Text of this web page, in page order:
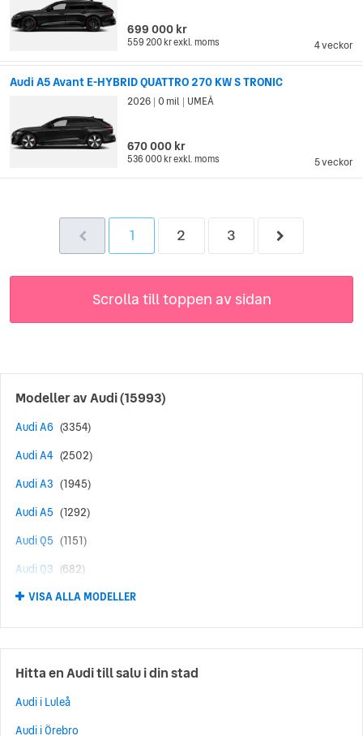
4 veckor
699 000 kr
559 200 krexkl. moms
Audi A5 Avant E-HYBRID QUATTRO 270 KW S TRONIC
5 veckor
2026 0 mil UMEÅ
670 000 kr
536 000 krexkl. moms
1 2 3
Scrolla till toppen av sidan
Modeller avAudi(15993)
Audi A6 (3354)
Audi A4 (2502)
Audi A3 (1945)
Audi A5 (1292)
Audi Q5 (1151)
Audi Q3 (682)
Audi Q7 (571)
Audi A1 (492)
Audi Q8 (397)
Audi RS6 (369)
Audi A7 (309)
VISA ALLA MODELLER
Hitta en Audi till salu i din stad
Audi i Luleå
Audi i Örebro